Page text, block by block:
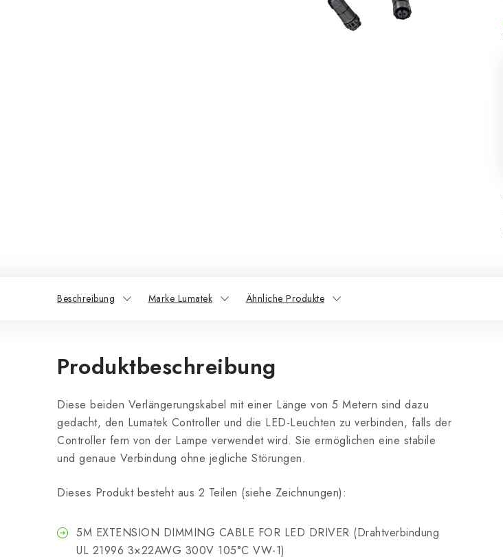
Beschreibung Marke Lumatek Ähnliche Produkte
Produktbeschreibung
Diese beiden Verlängerungskabel mit einer Länge von 5 Metern sind dazu
gedacht, den Lumatek Controller und die LED-Leuchten zu verbinden, falls der
Controller fern von der Lampe verwendet wird. Sie ermöglichen eine stabile
und genaue Verbindung ohne jegliche Störungen.
Dieses Produkt besteht aus 2 Teilen (siehe Zeichnungen):
5M EXTENSION DIMMING CABLE FOR LED DRIVER (Drahtverbindung
UL 21996 3×22AWG 300V 105°C VW-1)